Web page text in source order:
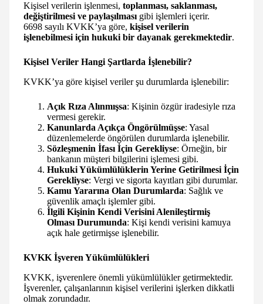
Kişisel verilerin işlenmesi, toplanması, saklanması,
değiştirilmesi ve paylaşılması gibi işlemleri içerir.
6698 sayılı KVKK’ya göre, kişisel verilerin
işlenebilmesi için hukuki bir dayanak gerekmektedir.
Kişisel Veriler Hangi Şartlarda İşlenebilir?
KVKK’ya göre kişisel veriler şu durumlarda işlenebilir:
Açık Rıza Alınmışsa: Kişinin özgür iradesiyle rıza
vermesi gerekir.
Kanunlarda Açıkça Öngörülmüşse: Yasal
düzenlemelerde öngörülen durumlarda işlenebilir.
Sözleşmenin İfası İçin Gerekliyse: Örneğin, bir
bankanın müşteri bilgilerini işlemesi gibi.
Hukuki Yükümlülüklerin Yerine Getirilmesi İçin
Gerekliyse: Vergi ve sigorta kayıtları gibi durumlar.
Kamu Yararına Olan Durumlarda: Sağlık ve
güvenlik amaçlı işlemler gibi.
İlgili Kişinin Kendi Verisini Alenileştirmiş
Olması Durumunda: Kişi kendi verisini kamuya
açık hale getirmişse işlenebilir.
KVKK İşveren Yükümlülükleri
KVKK, işverenlere önemli yükümlülükler getirmektedir.
İşverenler, çalışanlarının kişisel verilerini işlerken dikkatli
olmak zorundadır.